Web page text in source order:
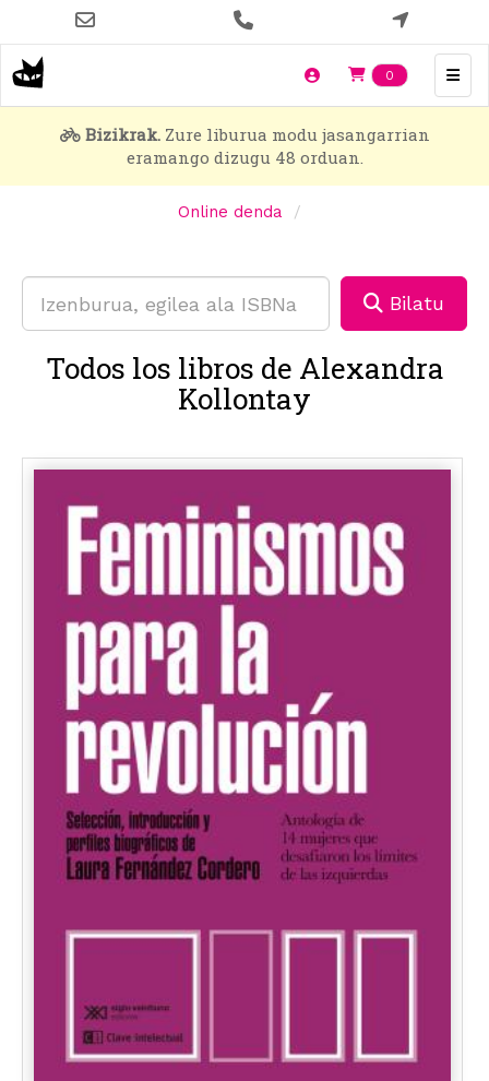
main
content
0 Items en
Bizikrak.Zure liburua modu jasangarrian
eramango dizugu 48 orduan.
Online denda
Bilatu
Todos los libros de Alexandra
Kollontay